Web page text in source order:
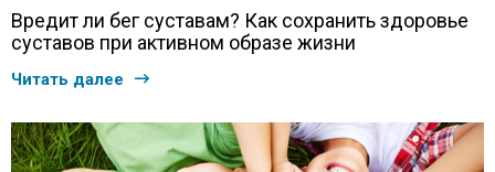
Вредит ли бег суставам? Как сохранить здоровье
суставов при активном образе жизни
Читать далее